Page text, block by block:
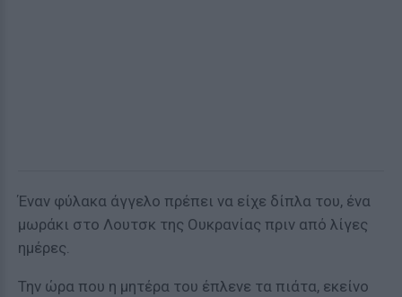
Έναν φύλακα άγγελο πρέπει να είχε δίπλα του, ένα
μωράκι στο Λουτσκ της Ουκρανίας πριν από λίγες
ημέρες.
Την ώρα που η μητέρα του έπλενε τα πιάτα, εκείνο